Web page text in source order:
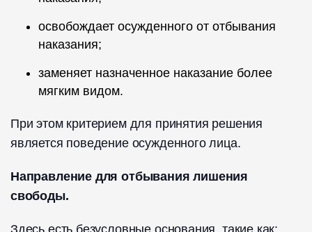
освобождает осужденного от отбывания
наказания;
заменяет назначенное наказание более
мягким видом.
При этом критерием для принятия решения
является поведение осужденного лица.
Направление для отбывания лишения
свободы.